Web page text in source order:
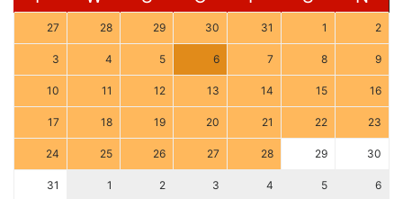
27 28 29 30 31 1 2
3 4 5 6 7 8 9
10 11 12 13 14 15 16
17 18 19 20 21 22 23
24 25 26 27 28 29 30
31 1 2 3 4 5 6